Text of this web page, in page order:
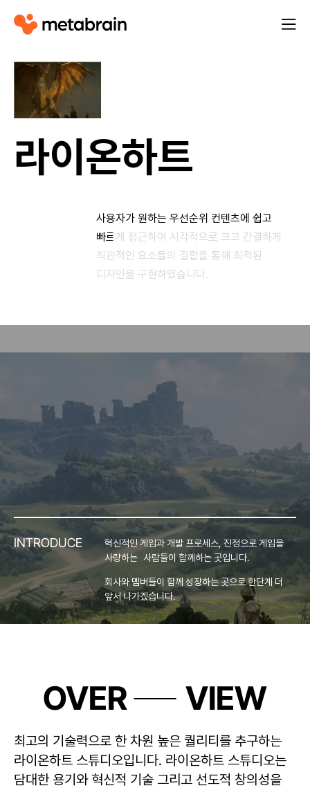
M
t
r
열
라이온하트
사용자가 원하는 우선순위 컨텐츠에 쉽고
빠르게 접근하여 시각적으로 크고 간결하게
직관적인 요소들의 결합을 통해 최적된
디자인을 구현하였습니다.
INTRODUCE
혁신적인 게임과 개발 프로세스, 진정으로 게임을
사랑하는 사람들이 함께하는 곳입니다.
회사와 멤버들이 함께 성장하는 곳으로 한단계 더
앞서 나가겠습니다.
OVER VIEW
최고의 기술력으로 한 차원 높은 퀄리티를 추구하는
라이온하트 스튜디오입니다. 라이온하트 스튜디오는
담대한 용기와 혁신적 기술 그리고 선도적 창의성을